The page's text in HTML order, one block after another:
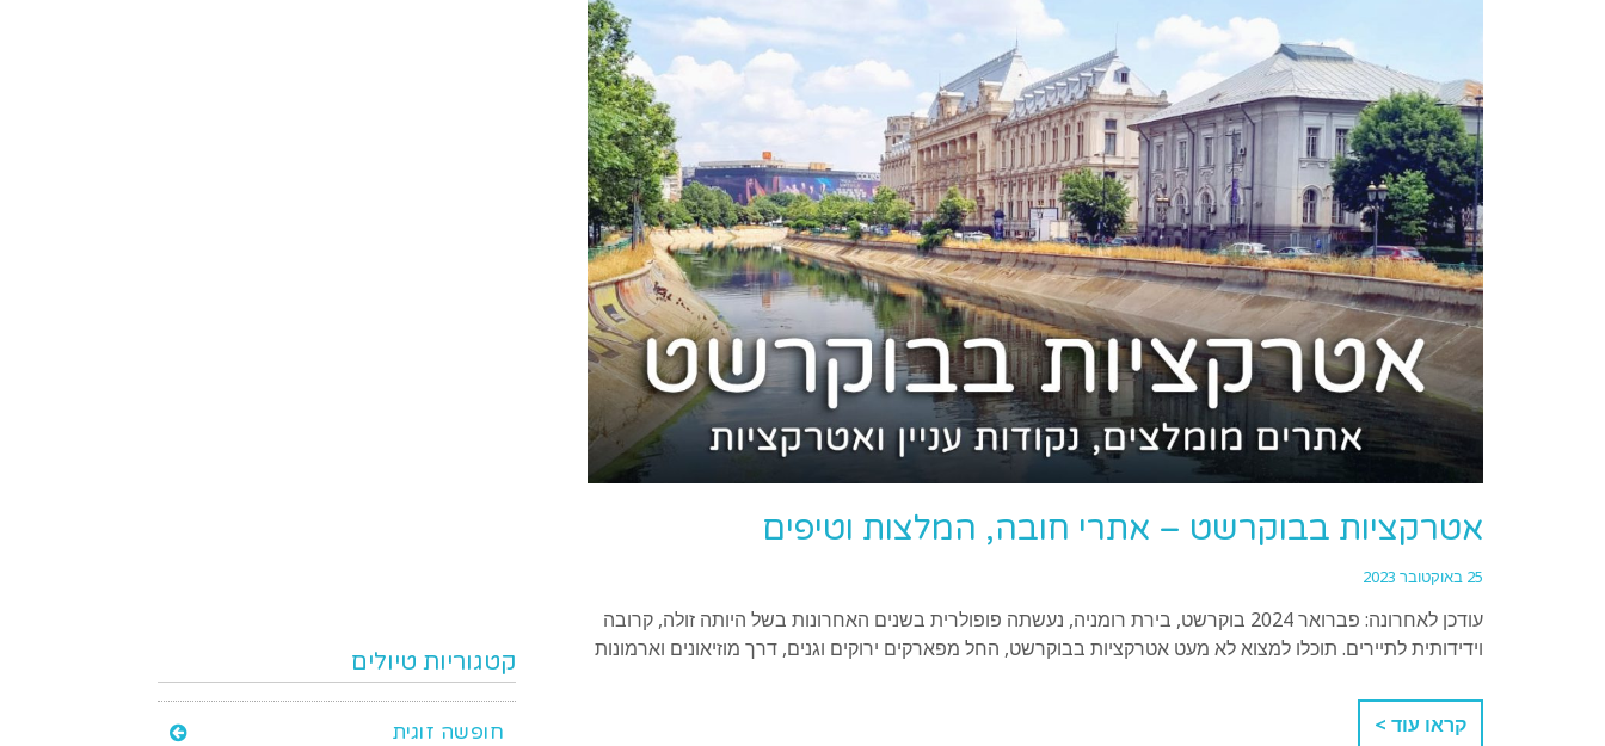
אטרקציות בבוקרשט – אתרי חובה, המלצות וטיפים
25 באוקטובר 2023
עודכן לאחרונה: פברואר 2024 בוקרשט, בירת רומניה, נעשתה פופולרית בשנים האחרונות בשל היותה זולה, קרובה
וידידותית לתיירים. תוכלו למצוא לא מעט אטרקציות בבוקרשט, החל מפארקים ירוקים וגנים, דרך מוזיאונים וארמונות
קראו עוד >
קטגוריות טיולים
חופשה זוגית